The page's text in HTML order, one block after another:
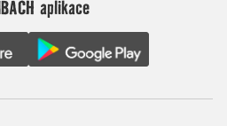
aplikace